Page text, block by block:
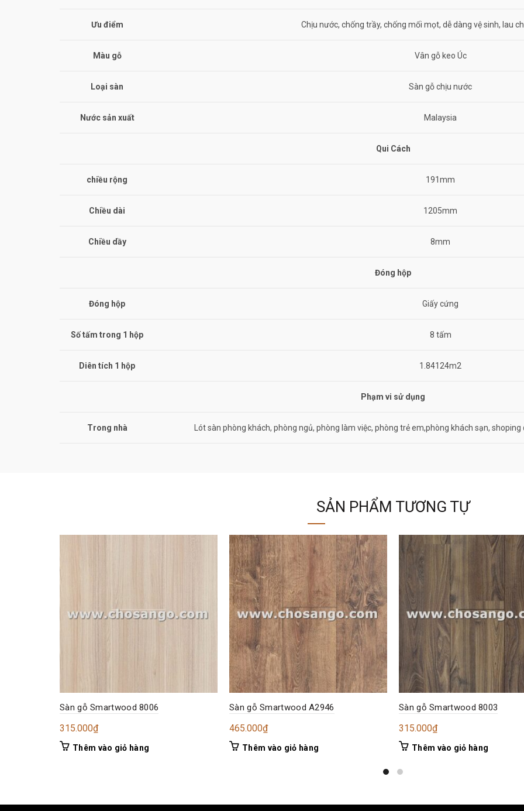
Ưu điểm Chịu nước, chống trầy, chống mối mọt, dễ dàng vệ sinh, lau
Màu gỗ Vân gỗ keo Úc
Loại sàn Sàn gỗ chịu nước
Nước sản xuất Malaysia
Qui Cách
chiều rộng 191mm
Chiều dài 1205mm
Chiều dầy 8mm
Đóng hộp
Đóng hộp Giấy cứng
Số tấm trong 1 hộp 8 tấm
Diên tích 1 hộp 1.84124m2
Phạm vi sử dụng
Trong nhà Lót sàn phòng khách, phòng ngủ, phòng làm việc, phòng trẻ em,phòng khách sạn,
SẢN PHẨM TƯƠNG TỰ
Sàn gỗ Smartwood 8006
315.000₫
Thêm vào giỏ hàng
Sàn gỗ Smartwood A2946
465.000₫
Thêm vào giỏ hàng
Sàn gỗ Smartwood 8003
315.000₫
Thêm vào giỏ hàng